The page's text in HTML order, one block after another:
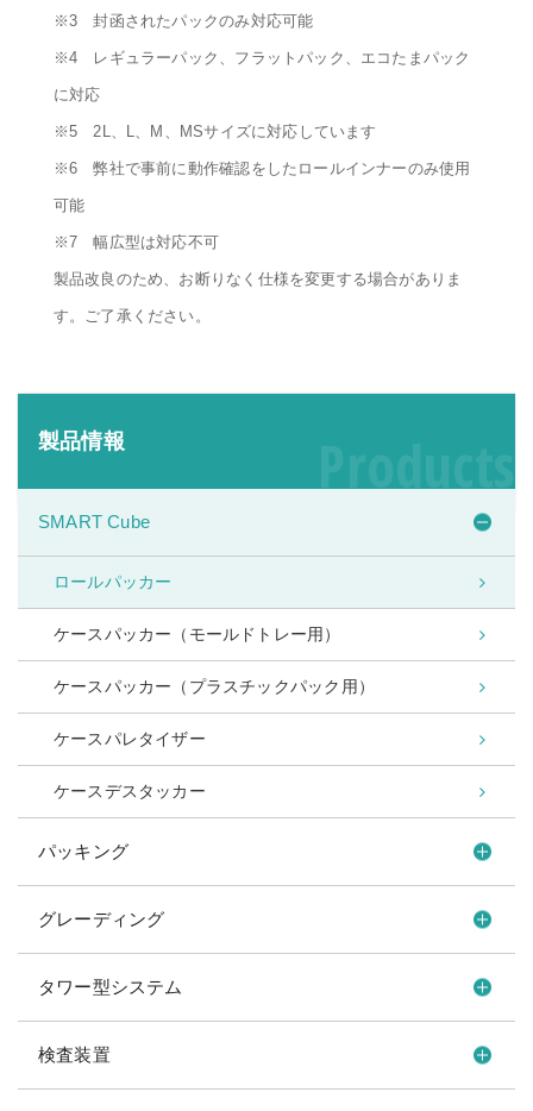
※3 封函されたパックのみ対応可能
※4 レギュラーパック、フラットパック、エコたまパック
に対応
※5 2L、L、M、MSサイズに対応しています
※6 弊社で事前に動作確認をしたロールインナーのみ使用
可能
※7 幅広型は対応不可
製品改良のため、お断りなく仕様を変更する場合がありま
す。ご了承ください。
製品情報
SMART Cube
ロールパッカー
ケースパッカー（モールドトレー用）
ケースパッカー（プラスチックパック用）
ケースパレタイザー
ケースデスタッカー
パッキング
グレーディング
タワー型システム
検査装置